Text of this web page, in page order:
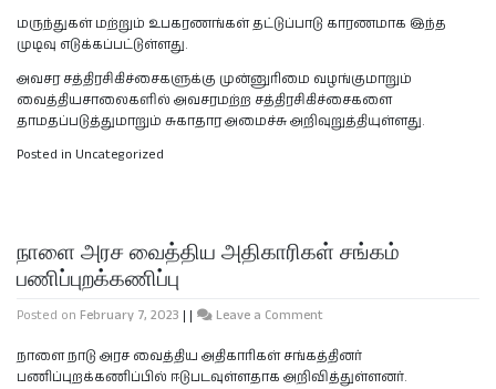
மருந்துகள் மற்றும் உபகரணங்கள் தட்டுப்பாடு காரணமாக இந்த
முடிவு எடுக்கப்பட்டுள்ளது.
அவசர சத்திரசிகிச்சைகளுக்கு முன்னுரிமை வழங்குமாறும்
வைத்தியசாலைகளில் அவசரமற்ற சத்திரசிகிச்சைகளை
தாமதப்படுத்துமாறும் சுகாதார அமைச்சு அறிவுறுத்தியுள்ளது.
Posted in Uncategorized
நாளை அரச வைத்திய அதிகாரிகள் சங்கம்
பணிப்புறக்கணிப்பு
Posted on February 7, 2023 | | Leave a Comment
நாளை நாடு அரச வைத்திய அதிகாரிகள் சங்கத்தினர்
பணிப்புறக்கணிப்பில் ஈடுபடவுள்ளதாக அறிவித்துள்ளனர்.